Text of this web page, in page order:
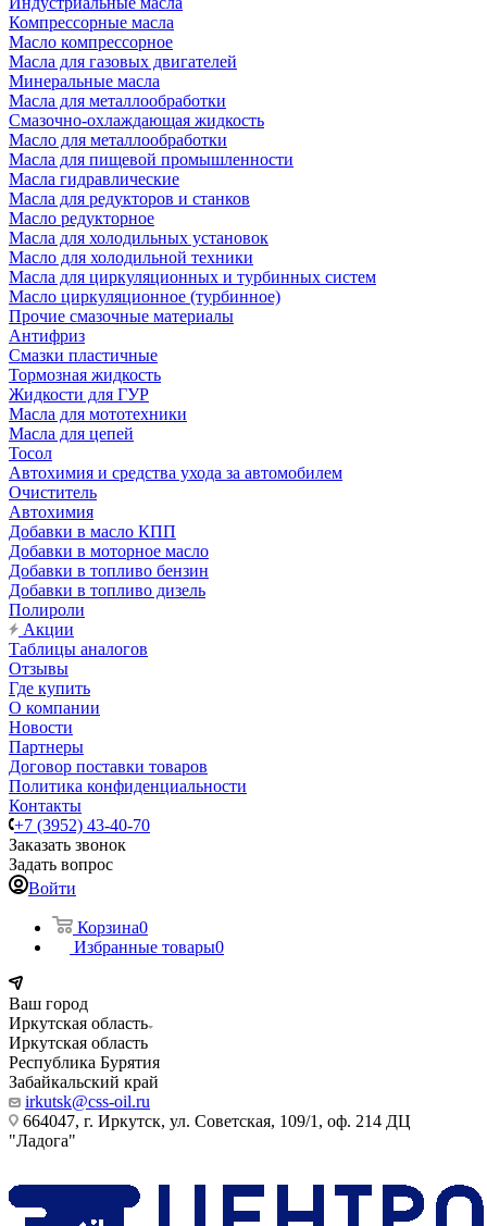
Компрессорные масла
Масло компрессорное
Масла для газовых двигателей
Минеральные масла
Масла для металлообработки
Смазочно-охлаждающая жидкость
Масло для металлообработки
Масла для пищевой промышленности
Масла гидравлические
Масла для редукторов и станков
Масло редукторное
Масла для холодильных установок
Масло для холодильной техники
Масла для циркуляционных и турбинных систем
Масло циркуляционное (турбинное)
Прочие смазочные материалы
Антифриз
Смазки пластичные
Тормозная жидкость
Жидкости для ГУР
Масла для мототехники
Масла для цепей
Тосол
Автохимия и средства ухода за автомобилем
Очиститель
Автохимия
Добавки в масло КПП
Добавки в моторное масло
Добавки в топливо бензин
Добавки в топливо дизель
Полироли
Акции
Таблицы аналогов
Отзывы
Где купить
О компании
Новости
Партнеры
Договор поставки товаров
Политика конфиденциальности
Контакты
+7 (3952) 43-40-70
Заказать звонок
Задать вопрос
Войти
Корзина0
Избранные товары0
Ваш город
Иркутская область
Иркутская область
Республика Бурятия
Забайкальский край
irkutsk@css-oil.ru
664047, г. Иркутск, ул. Советская, 109/1, оф. 214 ДЦ
"Ладога"